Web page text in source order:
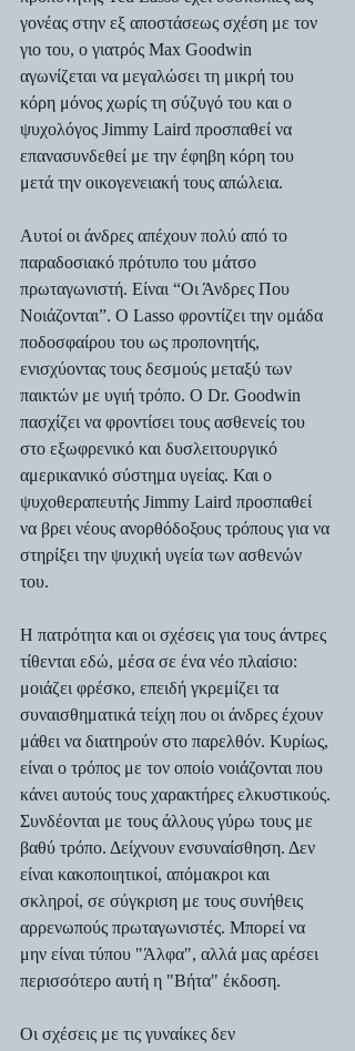
γονέας στην εξ αποστάσεως σχέση με τον
γιο του, ο γιατρός Max Goodwin
αγωνίζεται να μεγαλώσει τη μικρή του
κόρη μόνος χωρίς τη σύζυγό του και ο
ψυχολόγος Jimmy Laird προσπαθεί να
επανασυνδεθεί με την έφηβη κόρη του
μετά την οικογενειακή τους απώλεια.
Αυτοί οι άνδρες απέχουν πολύ από το
παραδοσιακό πρότυπο του μάτσο
πρωταγωνιστή. Είναι “Οι Άνδρες Που
Νοιάζονται”. Ο Lasso φροντίζει την ομάδα
ποδοσφαίρου του ως προπονητής,
ενισχύοντας τους δεσμούς μεταξύ των
παικτών με υγιή τρόπο. Ο Dr. Goodwin
πασχίζει να φροντίσει τους ασθενείς του
στο εξωφρενικό και δυσλειτουργικό
αμερικανικό σύστημα υγείας. Και ο
ψυχοθεραπευτής Jimmy Laird προσπαθεί
να βρει νέους ανορθόδοξους τρόπους για να
στηρίξει την ψυχική υγεία των ασθενών
του.
Η πατρότητα και οι σχέσεις για τους άντρες
τίθενται εδώ, μέσα σε ένα νέο πλαίσιο:
μοιάζει φρέσκο, επειδή γκρεμίζει τα
συναισθηματικά τείχη που οι άνδρες έχουν
μάθει να διατηρούν στο παρελθόν. Κυρίως,
είναι ο τρόπος με τον οποίο νοιάζονται που
κάνει αυτούς τους χαρακτήρες ελκυστικούς.
Συνδέονται με τους άλλους γύρω τους με
βαθύ τρόπο. Δείχνουν ενσυναίσθηση. Δεν
είναι κακοποιητικοί, απόμακροι και
σκληροί, σε σύγκριση με τους συνήθεις
αρρενωπούς πρωταγωνιστές. Μπορεί να
μην είναι τύπου "Άλφα", αλλά μας αρέσει
περισσότερο αυτή η "Βήτα" έκδοση.
Οι σχέσεις με τις γυναίκες δεν